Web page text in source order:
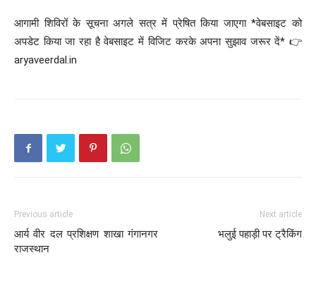
आगामी शिविरों के सूचना अगले सत्र में प्रेषित किया जाएगा *वेबसाइट को
अपडेट किया जा रहा है वेबसाइट में विजिट करके अपना सुझाव जरूर दें* 👉
aryaveerdal.in
Previous article
आर्य वीर दल प्रशिक्षण शाखा गंगानगर
राजस्थान
Next article
भलुई पहाड़ी पर ट्रैकिंग